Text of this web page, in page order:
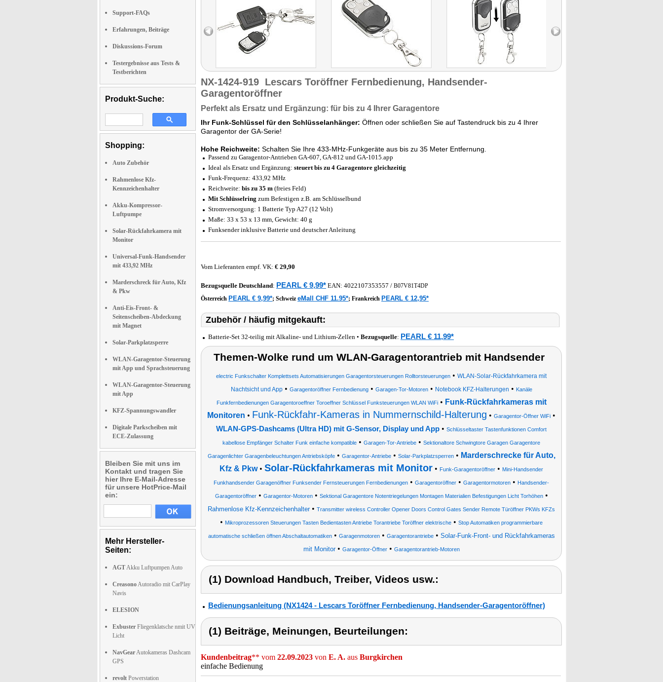
Support-FAQs
Erfahrungen, Beiträge
Diskussions-Forum
Testergebnisse aus Tests &
Testberichten
Produkt-Suche:
Shopping:
Auto Zubehör
Rahmenlose Kfz-
Kennzeichenhalter
Akku-Kompressor-
Luftpumpe
Solar-Rückfahrkamera mit
Monitor
Universal-Funk-Handsender
mit 433,92 MHz
Marderschreck für Auto, Kfz
& Pkw
Anti-Eis-Front- &
Seitenscheiben-Abdeckung
mit Magnet
Solar-Parkplatzsperre
WLAN-Garagentor-Steuerung
mit App und Sprachsteuerung
WLAN-Garagentor-Steuerung
mit App
KFZ-Spannungswandler
Digitale Parkscheiben mit
ECE-Zulassung
Bleiben Sie mit uns im
Kontakt und tragen Sie
hier Ihre E-Mail-Adresse
für unsere HotPrice-Mail
ein:
Mehr Hersteller-
Seiten:
AGTAkku Luftpumpen Auto
CreasonoAutoradio mit CarPlay
Navis
ELESION
Exbuster Fliegenklatsche nmit UV
Licht
NavGearAutokameras Dashcam
GPS
revolt Powerstation
NX-1424-919 Lescars Toröffner Fernbedienung, Handsender-
Garagentoröffner
Perfekt als Ersatz und Ergänzung: für bis zu 4 Ihrer Garagentore
Ihr Funk-Schlüssel für den Schlüsselanhänger: Öffnen oder schließen Sie auf Tastendruck bis zu 4 Ihrer
Garagentor der GA-Serie!
Hohe Reichweite: Schalten Sie Ihre 433-MHz-Funkgeräte aus bis zu 35 Meter Entfernung.
Passend zu Garagentor-Antrieben GA-607, GA-812 und GA-1015.app
Ideal als Ersatz und Ergänzung: steuert bis zu 4 Garagentore gleichzeitig
Funk-Frequenz: 433,92 MHz
Reichweite: bis zu 35 m (freies Feld)
Mit Schlüsselring zum Befestigen z.B. am Schlüsselbund
Stromversorgung: 1 Batterie Typ A27 (12 Volt)
Maße: 33 x 53 x 13 mm, Gewicht: 40 g
Funksender inklusive Batterie und deutscher Anleitung
Vom Lieferanten empf. VK: € 29,90
Bezugsquelle Deutschland: PEARL € 9,99* EAN: 4022107353557 / B07V81T4DP
Österreich PEARL € 9,99*; Schweiz eMall CHF 11.95*; Frankreich PEARL € 12,95*
Zubehör / häufig mitgekauft:
Batterie-Set 32-teilig mit Alkaline- und Lithium-Zellen • Bezugsquelle: PEARL € 11,99*
Themen-Wolke rund um WLAN-Garagentorantrieb mit Handsender
electric Funkschalter Komplettsets Automatisierungen Garagentorsteuerungen Rolltorsteuerungen • WLAN-Solar-Rückfahrkamera mit
Nachtsicht und App• Garagentoröffner Fernbedienung• Garagen-Tor-Motoren• Notebook KFZ-Halterungen • Kanäle
Funkfernbedienungen Garagentoroeffner Toroeffner Schlüssel Funksteuerungen WLAN WiFi• Funk-Rückfahrkameras mit
Monitoren • Funk-Rückfahr-Kameras in Nummernschild-Halterung • Garagentor-Öffner WiFi •
WLAN-GPS-Dashcams (Ultra HD) mit G-Sensor, Display und App • Schlüsseltaster Tastenfunktionen Comfort
kabellose Empfänger Schalter Funk einfache kompatible • Garagen-Tor-Antriebe • Sektionaltore Schwingtore Garagen Garagentore
Garagenlichter Garagenbeleuchtungen Antriebsköpfe• Garagentor-Antriebe• Solar-Parkplatzsperren• Marderschrecke für Auto,
Kfz & Pkw• Solar-Rückfahrkameras mit Monitor • Funk-Garagentoröffner • Mini-Handsender
Funkhandsender Garagenöffner Funksender Fernsteuerungen Fernbedienungen • Garagentoröffner • Garagentormotoren • Handsender-
Garagentoröffner• Garagentor-Motoren• Sektional Garagentore Notentriegelungen Montagen Materialien Befestigungen Licht Torhöhen•
Rahmenlose Kfz-Kennzeichenhalter• Transmitter wireless Controller Opener Doors Control Gates Sender Remote Türöffner PKWs KFZs
• Mikroprozessoren Steuerungen Tasten Bedientasten Antriebe Torantriebe Toröffner elektrische • Stop Automatiken programmierbare
automatische schließen öffnen Abschaltautomatiken• Garagenmotoren• Garagentorantriebe• Solar-Funk-Front- und Rückfahrkameras
mit Monitor• Garagentor-Öffner• Garagentorantrieb-Motoren
(1) Download Handbuch, Treiber, Videos usw.:
Bedienungsanleitung (NX1424 - Lescars Toröffner Fernbedienung, Handsender-Garagentoröffner)
(1) Beiträge, Meinungen, Beurteilungen:
Kundenbeitrag** vom 22.09.2023 von E. A. aus Burgkirchen
einfache Bedienung